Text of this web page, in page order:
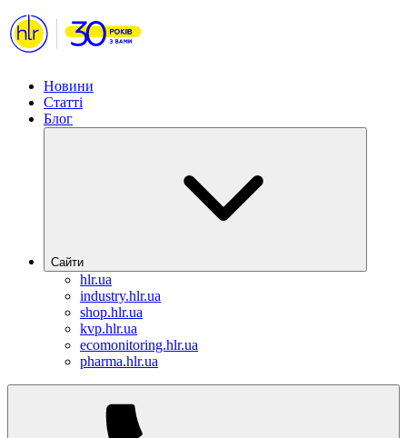
Новини
Статті
Блог
Сайти
hlr.ua
industry.hlr.ua
shop.hlr.ua
kvp.hlr.ua
ecomonitoring.hlr.ua
pharma.hlr.ua